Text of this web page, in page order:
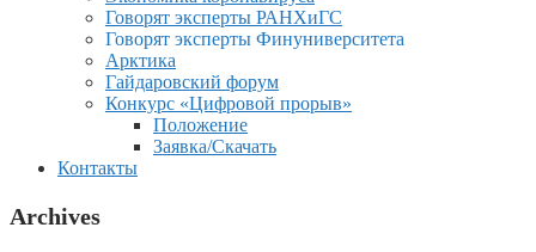
Говорят эксперты РАНХиГС
Говорят эксперты Финуниверситета
Арктика
Гайдаровский форум
Конкурс «Цифровой прорыв»
Положение
Заявка/Скачать
Контакты
Archives